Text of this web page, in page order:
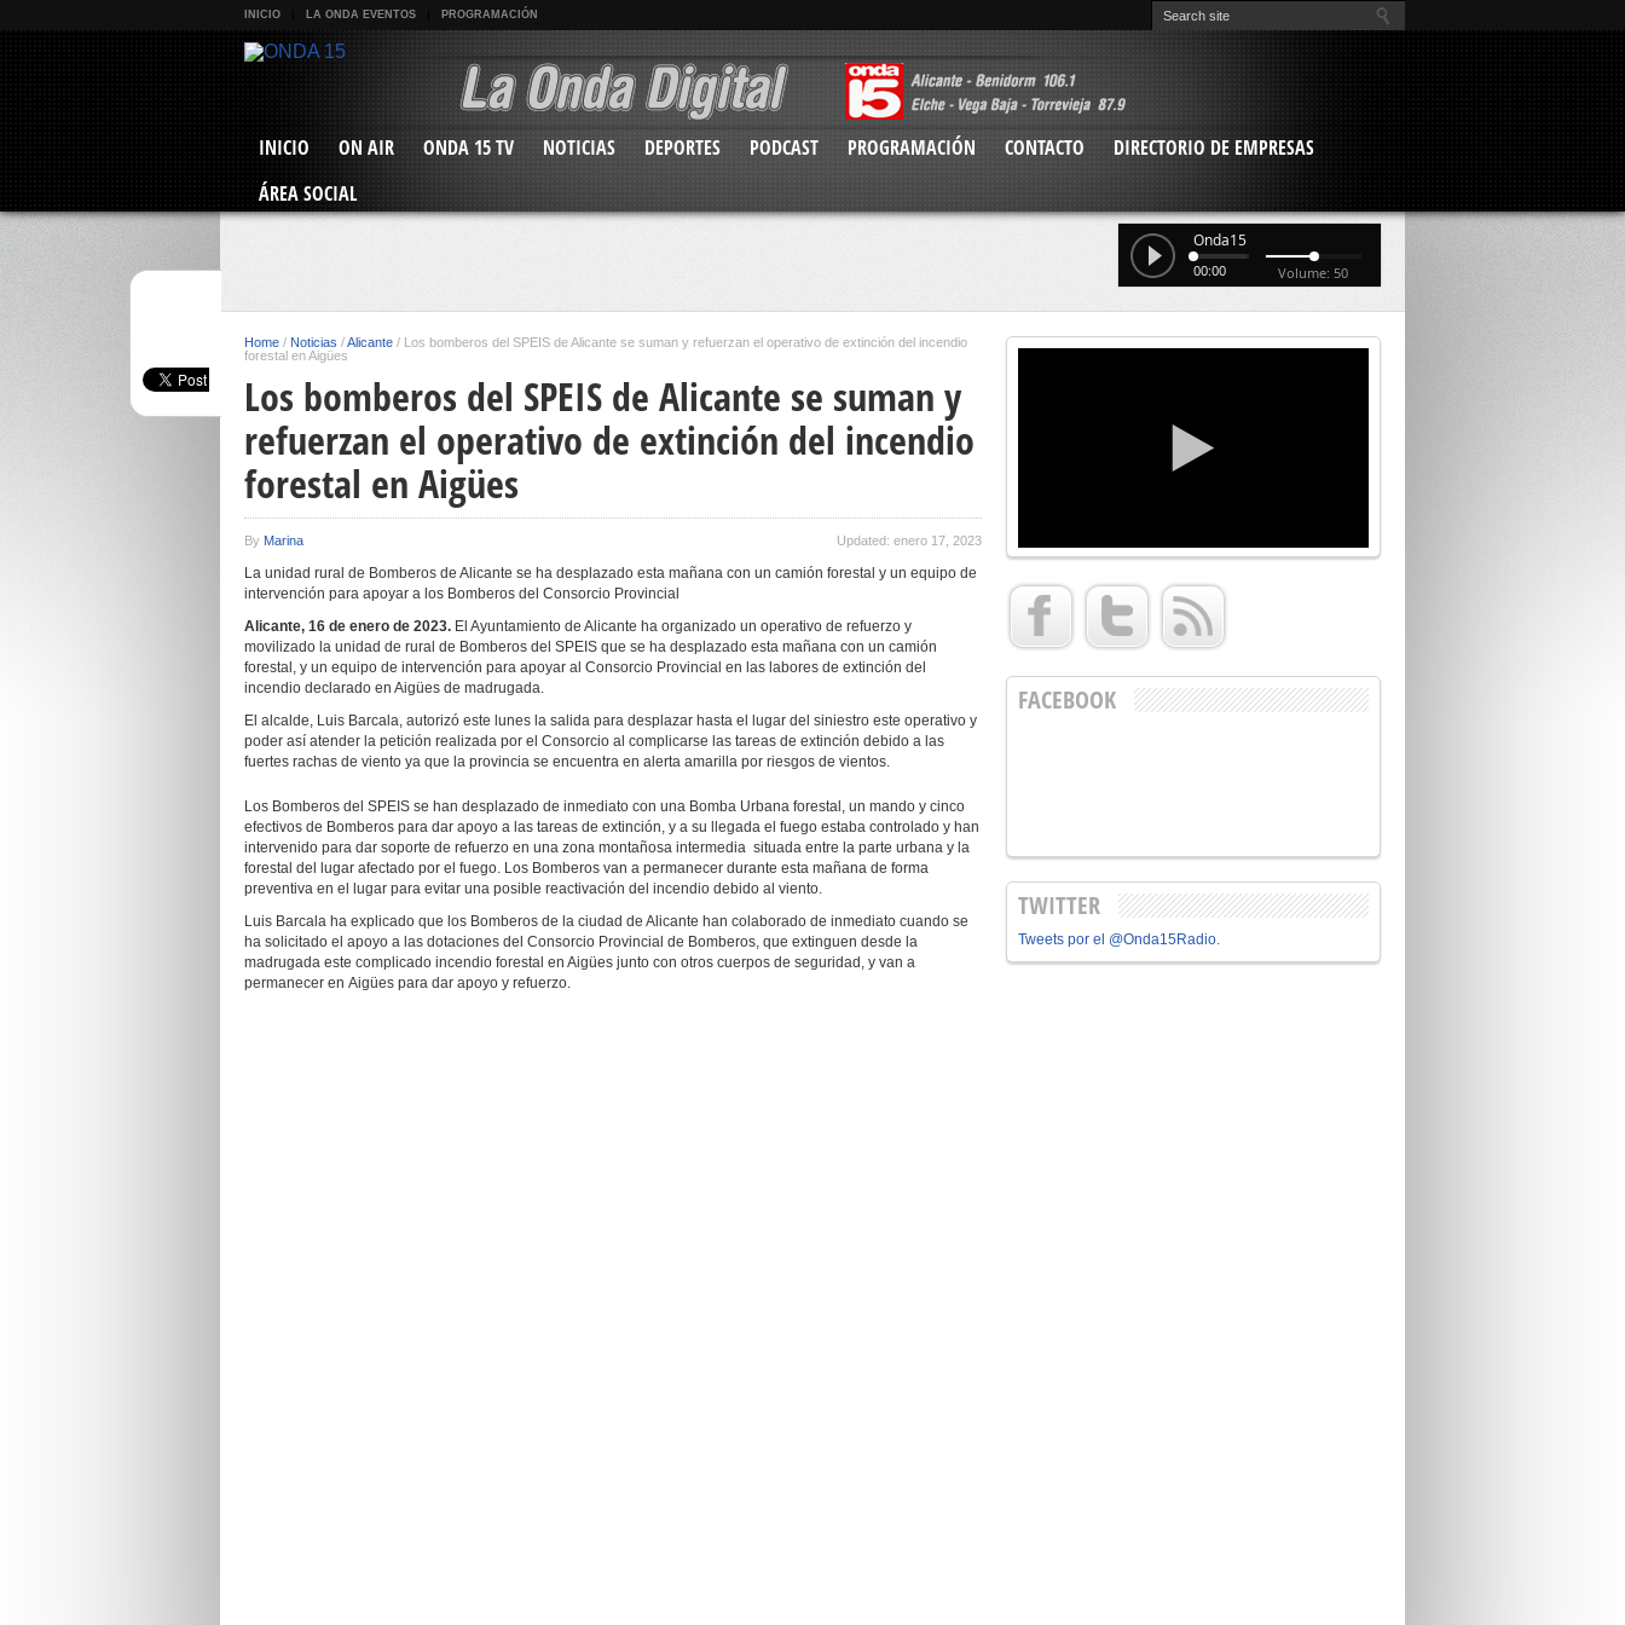
INICIO LA ONDA EVENTOS PROGRAMACIÓN
INICIO ON AIR ONDA 15 TV NOTICIAS DEPORTES PODCAST PROGRAMACIÓN CONTACTO
DIRECTORIO DE EMPRESAS
ÁREA SOCIAL
Onda15
00:00 Volume: 50
Home / Noticias /Alicante / Los bomberos del SPEIS de Alicante se suman y refuerzan el operativo de extinción del incendio
forestal en Aigües
Los bomberos del SPEIS de Alicante se suman y
refuerzan el operativo de extinción del incendio
forestal en Aigües
By Marina Updated: enero 17, 2023
La unidad rural de Bomberos de Alicante se ha desplazado esta mañana con un camión forestal y un equipo de
intervención para apoyar a los Bomberos del Consorcio Provincial
Alicante, 16 de enero de 2023. El Ayuntamiento de Alicante ha organizado un operativo de refuerzo y
movilizado la unidad de rural de Bomberos del SPEIS que se ha desplazado esta mañana con un camión
forestal, y un equipo de intervención para apoyar al Consorcio Provincial en las labores de extinción del
incendio declarado en Aigües de madrugada.
El alcalde, Luis Barcala, autorizó este lunes la salida para desplazar hasta el lugar del siniestro este operativo y
poder así atender la petición realizada por el Consorcio al complicarse las tareas de extinción debido a las
fuertes rachas de viento ya que la provincia se encuentra en alerta amarilla por riesgos de vientos.
Los Bomberos del SPEIS se han desplazado de inmediato con una Bomba Urbana forestal, un mando y cinco
efectivos de Bomberos para dar apoyo a las tareas de extinción, y a su llegada el fuego estaba controlado y han
intervenido para dar soporte de refuerzo en una zona montañosa intermedia situada entre la parte urbana y la
forestal del lugar afectado por el fuego. Los Bomberos van a permanecer durante esta mañana de forma
preventiva en el lugar para evitar una posible reactivación del incendio debido al viento.
Luis Barcala ha explicado que los Bomberos de la ciudad de Alicante han colaborado de inmediato cuando se
ha solicitado el apoyo a las dotaciones del Consorcio Provincial de Bomberos, que extinguen desde la
madrugada este complicado incendio forestal en Aigües junto con otros cuerpos de seguridad, y van a
permanecer en Aigües para dar apoyo y refuerzo.
FACEBOOK
TWITTER
Tweets por el @Onda15Radio.